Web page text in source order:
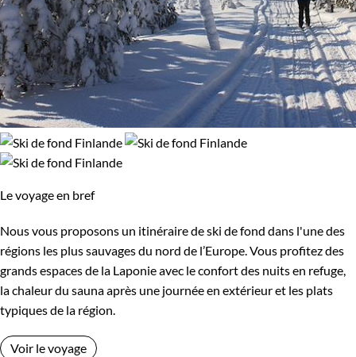
Le voyage en bref
Nous vous proposons un itinéraire de ski de fond dans l'une des
régions les plus sauvages du nord de l’Europe. Vous profitez des
grands espaces de la Laponie avec le confort des nuits en refuge,
la chaleur du sauna après une journée en extérieur et les plats
typiques de la région.
Voir le voyage